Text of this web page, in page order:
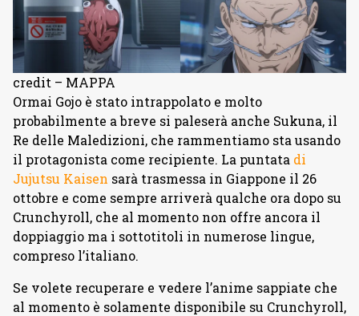
credit – MAPPA
Ormai Gojo è stato intrappolato e molto
probabilmente a breve si paleserà anche Sukuna, il
Re delle Maledizioni, che rammentiamo sta usando
il protagonista come recipiente. La puntata di
Jujutsu Kaisen sarà trasmessa in Giappone il 26
ottobre e come sempre arriverà qualche ora dopo su
Crunchyroll, che al momento non offre ancora il
doppiaggio ma i sottotitoli in numerose lingue,
compreso l’italiano.
Se volete recuperare e vedere l’anime sappiate che
al momento è solamente disponibile su Crunchyroll,